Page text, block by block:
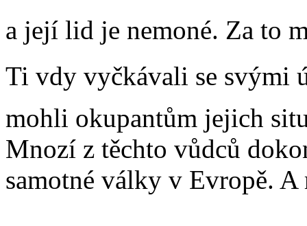
a její lid je nemoné. Za to
Ti vdy vyčkávali se svými
mohli okupantům jejich
Mnozí z těchto vůdců
samotné války v Evropě.